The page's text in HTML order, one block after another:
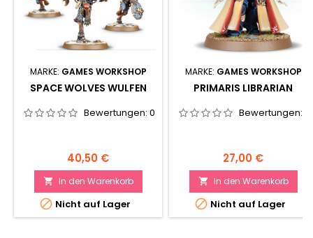
MARKE: GAMES WORKSHOP
SPACE WOLVES WULFEN
Bewertungen: 0
Preis
40,50 €
 In den Warenkorb
 Nicht auf Lager
MARKE: GAMES WORKSHOP
PRIMARIS LIBRARIAN
Bewertungen:
Preis
27,00 €
 In den Warenkorb
 Nicht auf Lager